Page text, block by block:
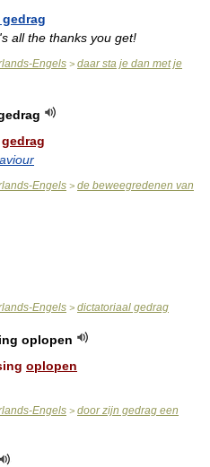
all the thanks you get!
Engels > daar sta je dan met je
gedrag
Engels > de beweegredenen van
Engels > dictatoriaal gedrag
oplopen
oplopen
Engels > door zijn gedrag een